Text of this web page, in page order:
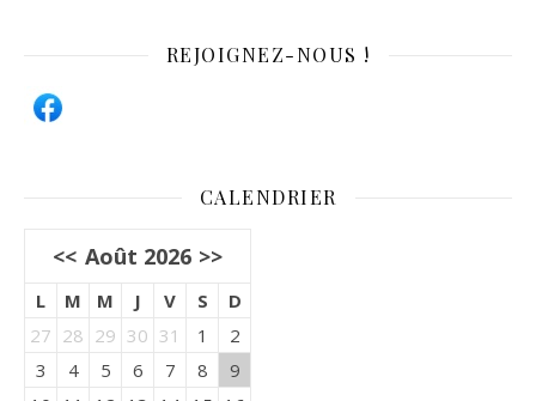
REJOIGNEZ-NOUS !
CALENDRIER
<< Août 2026 >>
L M M J V S
D
27 28 29 30 31 1
2
3
4 5 6 7 8
9